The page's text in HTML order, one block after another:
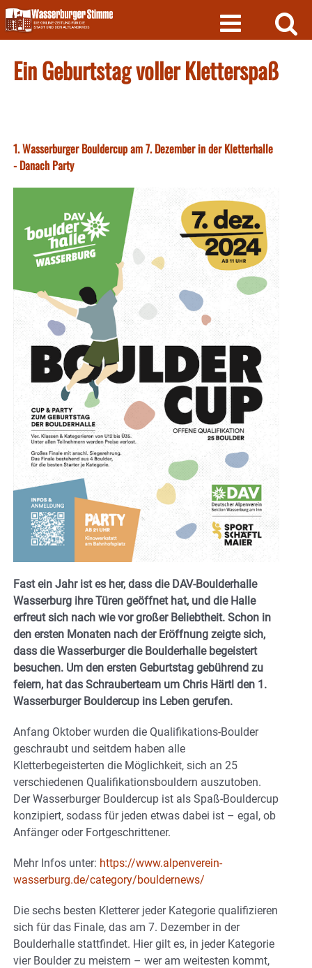
Skip
to
content
Ein Geburtstag voller Kletterspaß
1. Wasserburger Bouldercup am 7. Dezember in der Kletterhalle
- Danach Party
Fast ein Jahr ist es her, dass die DAV-Boulderhalle
Wasserburg ihre Türen geöffnet hat, und die Halle
erfreut sich nach wie vor großer Beliebtheit. Schon in
den ersten Monaten nach der Eröffnung zeigte sich,
dass die Wasserburger die Boulderhalle begeistert
besuchen. Um den ersten Geburtstag gebührend zu
feiern, hat das Schrauberteam um Chris Härtl den 1.
Wasserburger Bouldercup ins Leben gerufen.
Anfang Oktober wurden die Qualifikations-Boulder
geschraubt und seitdem haben alle
Kletterbegeisterten die Möglichkeit, sich an 25
verschiedenen Qualifikationsbouldern auszutoben.
Der Wasserburger Bouldercup ist als Spaß-Bouldercup
konzipiert, sodass für jeden etwas dabei ist – egal, ob
Anfänger oder Fortgeschrittener.
Mehr Infos unter: https://www.alpenverein-
wasserburg.de/category/bouldernews/
Die sechs besten Kletterer jeder Kategorie qualifizieren
sich für das Finale, das am 7. Dezember in der
Boulderhalle stattfindet. Hier gilt es, in jeder Kategorie
vier Boulder zu meistern – wer am weitesten kommt,